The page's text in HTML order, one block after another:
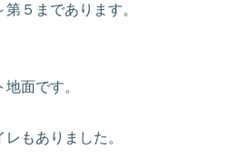
５まであります。
面です。
もありました。